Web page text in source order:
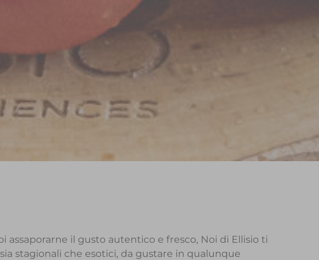
assaporarne il gusto autentico e fresco, Noi di Ellisio ti
stagionali che esotici, da gustare in qualunque